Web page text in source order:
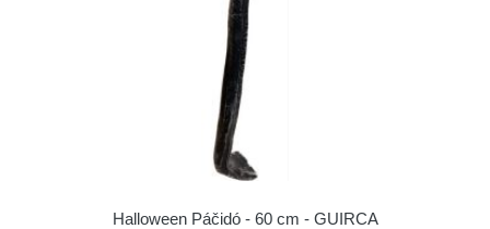
Halloween Páčidó - 60 cm - GUIRCA